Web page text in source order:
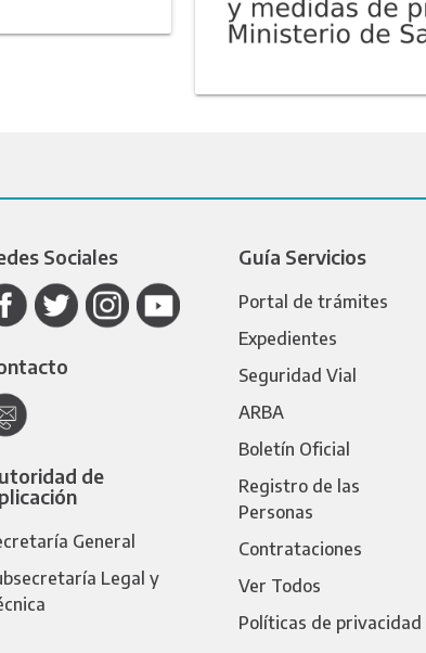
Sociales
de
General
Legal y
Guía Servicios
Portal de trámites
Expedientes
Seguridad Vial
ARBA
Boletín Oficial
Registro de las
Personas
Contrataciones
Ver Todos
Políticas de privacidad